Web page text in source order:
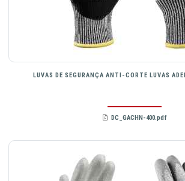
LUVAS DE SEGURANÇA ANTI-CORTE LUVAS
DC_GACHN-400.pdf